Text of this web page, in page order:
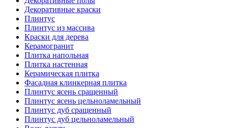
Декоративные краски
Плинтус
Плинтус из массива
Краски для дерева
Керамогранит
Плитка напольная
Плитка настенная
Керамическая плитка
Фасадная клинкерная плитка
Плинтус ясень сращенный
Плинтус ясень цельноламельный
Плинтус дуб сращенный
Плинтус дуб цельноламельный